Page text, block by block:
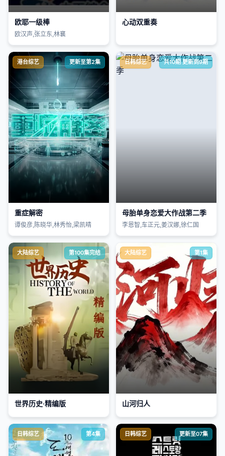
欧耶一级棒
欧汉声,张立东,林襄
心动双重奏
港台综艺 更新至第2集
重症解密
谭俊彦,陈晓华,林秀怡,梁凯晴
日韩综艺 共10期 更新到9期
母胎单身恋爱大作战第二季
李恩智,车正元,姜汉娜,徐仁国
大陆综艺 第100集完结
世界历史·精编版
大陆综艺 第1集
山河归人
日韩综艺 第4集 日韩综艺 更新至07集